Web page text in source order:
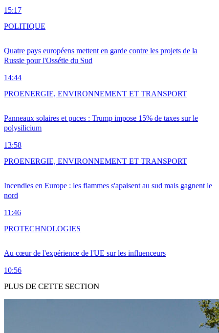
15:17
Quatre pays européens mettent en garde contre les projets de la
Russie pour l'Ossétie du Sud
14:44
POLITIQUE
Panneaux solaires et puces : Trump impose 15% de taxes sur le
polysilicium
13:58
PROENERGIE, ENVIRONNEMENT ET TRANSPORT
Incendies en Europe : les flammes s'apaisent au sud mais gagnent le
nord
11:46
PROENERGIE, ENVIRONNEMENT ET TRANSPORT
Au cœur de l'expérience de l'UE sur les influenceurs
10:56
PROTECHNOLOGIES
PLUS DE CETTE SECTION